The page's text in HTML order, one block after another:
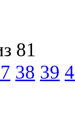
81
38 39